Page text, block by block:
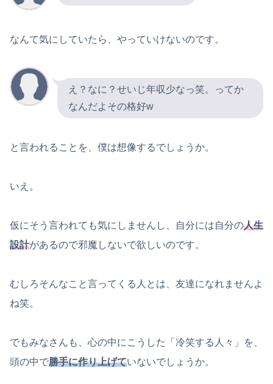
なんて気にしていたら、やっていけないのです。
え？なに？せいじ年収少なっ笑。ってか
なんだよその格好w
と言われることを、僕は想像するでしょうか。
いえ。
仮にそう言われても気にしませんし、自分には自分の人生
設計があるので邪魔しないで欲しいのです。
むしろそんなこと言ってくる人とは、友達になれませんよ
ね笑。
でもみなさんも、心の中にこうした「冷笑する人々」を、
頭の中で勝手に作り上げていないでしょうか。